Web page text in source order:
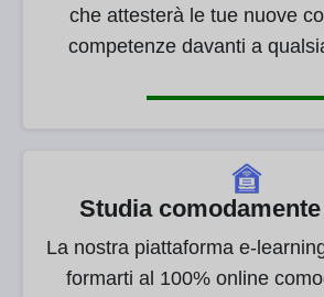
che attesterà le tue nuove
competenze davanti a
Studia
La nostra piattaforma e-
formarti al 100% online